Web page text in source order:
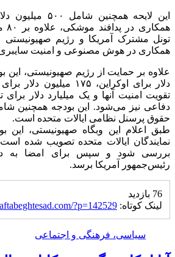
همکاری در هوش مصنوعی و امنیت
دلار برای اوکراین، ۱۷۵
تقویت امنیت آنها و یک میلیارد دلار
حقوق پرسنل نظامی ایالات متحده است.
طبق اعلام این وبگاه صهیونیستی،
نمایندگان ایالات متحده تصویب شده
بررسی شود و سپس برای امضا به
رئیس‌جمهور آمریکا برسد.
76 بازدید
لینک کوتاه: ?p=142529
سیاسی، فرهنگی و اجتماعی